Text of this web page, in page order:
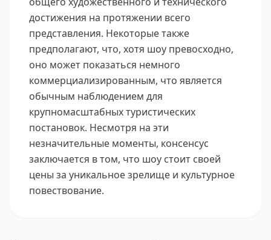
достижения на протяжении всего
представления. Некоторые также
предполагают, что, хотя шоу превосходно,
оно может показаться немного
коммерциализированным, что является
обычным наблюдением для
крупномасштабных туристических
постановок. Несмотря на эти
незначительные моменты, консенсус
заключается в том, что шоу стоит своей
цены за уникальное зрелище и культурное
повествование.